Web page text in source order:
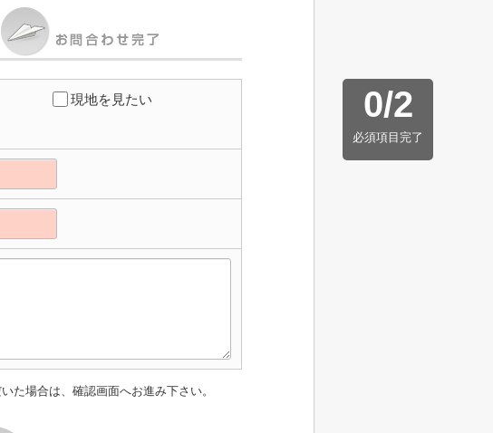
0/2
必須項目完了
現地を見たい
た場合は、確認画面へお進み下さい。